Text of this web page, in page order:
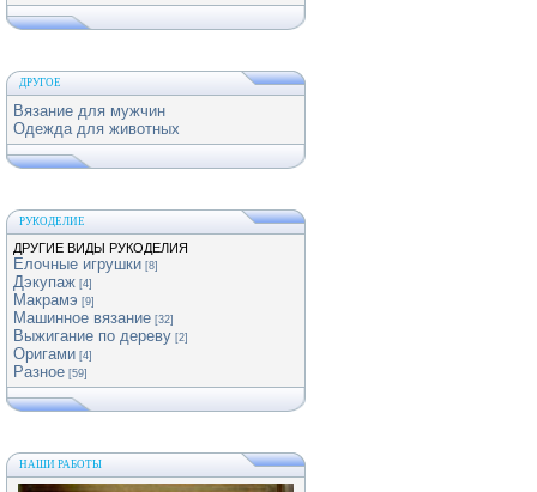
ДРУГОЕ
Вязание для мужчин
Одежда для животных
РУКОДЕЛИЕ
ДРУГИЕ ВИДЫ РУКОДЕЛИЯ
Елочные игрушки [8]
Дэкупаж [4]
Макрамэ [9]
Машинное вязание [32]
Выжигание по дереву [2]
Оригами [4]
Разное [59]
НАШИ РАБОТЫ